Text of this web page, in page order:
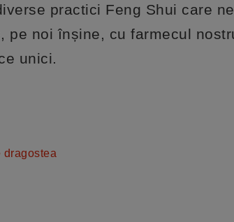
practici Feng Shui care
pe noi înșine, cu farmecul
unici.
dragostea